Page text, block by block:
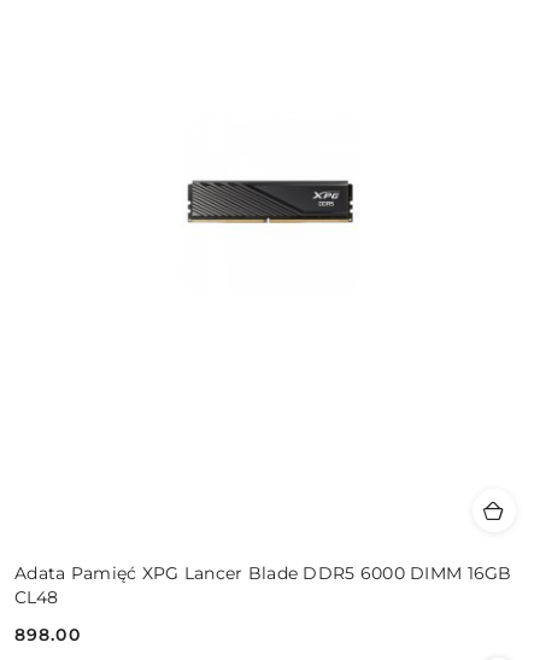
Adata Pamięć XPG Lancer Blade DDR5 6000 DIMM 16GB
CL48
Cena:
898.00